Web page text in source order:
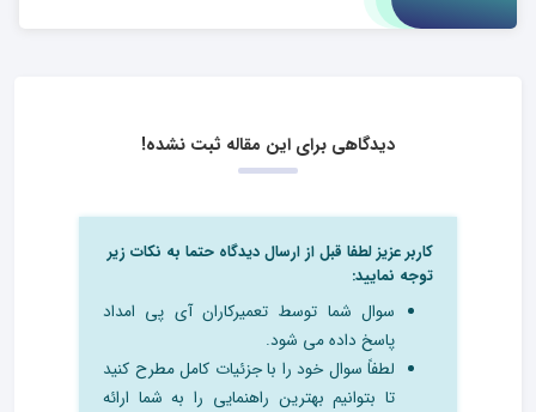
دیدگاهی برای این مقاله ثبت نشده!
کاربر عزیز لطفا قبل از ارسال دیدگاه حتما به نکات زیر
توجه نمایید:
سوال شما توسط تعمیرکاران آی پی امداد
پاسخ داده می شود.
لطفاً سوال خود را با جزئیات کامل مطرح کنید
تا بتوانیم بهترین راهنمایی را به شما ارائه